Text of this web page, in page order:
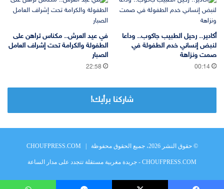
أكادير.. رحيل الطبيب جاكوب.. وداعا
لنبض إنساني خدم الطفولة في
صمت ونزاهة
00:14
في عيد العرش.. مكناس تراهن على
الطفولة والكرامة تحت إشراف العامل
الصبار
22:58
شاركنا برأيك!
© حقوق النشر 2026، جميع الحقوق محفوظة | CHOUFPRESS.COM
CHOUFPRESS.COM - جريدة مغربية مستقلة تتجدد على مدار الساعة